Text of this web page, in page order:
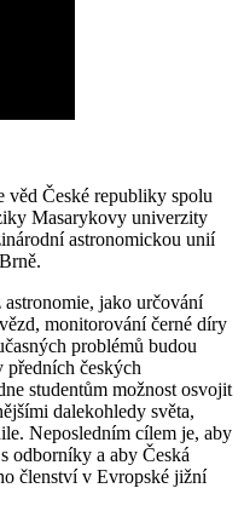
věd České republiky spolu
Masarykovy univerzity
astronomickou unií
jako určování
monitorování černé díry
problémů budou
předních českých
studentům možnost osvojit
dalekohledy světa,
Neposledním cílem je, aby
odborníky a aby Česká
členství v Evropské jižní